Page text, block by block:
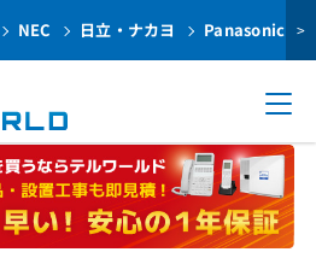
NEC 日立・ナカヨ Panasonic >